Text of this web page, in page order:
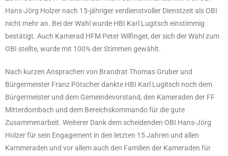
Hans-Jörg Holzer nach 15-jähriger verdienstvoller Dienstzeit als OBI
nicht mehr an. Bei der Wahl wurde HBI Karl Lugitsch einstimmig
bestätigt. Auch Kamerad HFM Peter Wilfinger, der sich der Wahl zum
OBI stellte, wurde mit 100% der Stimmen gewählt.
Nach kurzen Ansprachen von Brandrat Thomas Gruber und
Bürgermeister Franz Pötscher dankte HBI Karl Lugitsch noch dem
Bürgermeister und dem Gemeindevorstand, den Kameraden der FF
Mitterdombach und dem Bereichskommando für die gute
Zusammenarbeit. Weiterer Dank dem scheidenden OBI Hans-Jörg
Holzer für sein Engagement in den letzten 15 Jahren und allen
Kammeraden und vor allem auch den Familien der Kameraden für